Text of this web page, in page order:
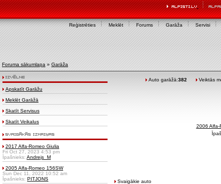
Reģistrēties Meklēt Forums Garāža Servisi
Foruma sākumlapa » Garāža
Apskatīt Garāžu
Meklēt Garāžā
Skatīt Servisus
Skatīt Veikalus
2017 Alfa-Romeo Giulia
Fri Oct 27, 2023 4:53 pm
Īpašnieks: Andrejs_M
2005 Alfa-Romeo 156SW
Sun Dec 11, 2022 10:52 am
Īpašnieks: PITJONS
Auto garāžā:382 Veiktās
2006 Alfa-
Svaigākie auto